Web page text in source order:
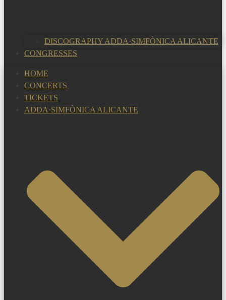
DISCOGRAPHY ADDA·SIMFÒNICA ALICANTE
CONGRESSES
HOME
CONCERTS
TICKETS
ADDA·SIMFÒNICA ALICANTE